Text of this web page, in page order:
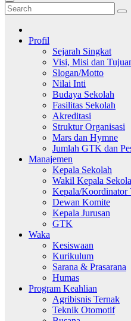
Profil
Sejarah Singkat
Visi, Misi dan
Slogan/Motto
Nilai Inti
Budaya Sekolah
Fasilitas Sekolah
Akreditasi
Struktur Organisasi
Mars dan Hymne
Jumlah GTK dan
Manajemen
Kepala Sekolah
Wakil Kepala
Kepala/Koordinator
Dewan Komite
Kepala Jurusan
GTK
Waka
Kesiswaan
Kurikulum
Sarana & Prasarana
Humas
Program Keahlian
Agribisnis Ternak
Teknik Otomotif